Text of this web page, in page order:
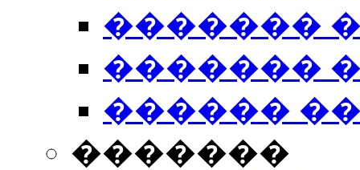
�������
�������
������
�������